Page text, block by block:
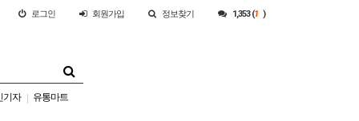
로그인 회원가입 정보찾기 1,353 (1 )
기자 | 유통마트